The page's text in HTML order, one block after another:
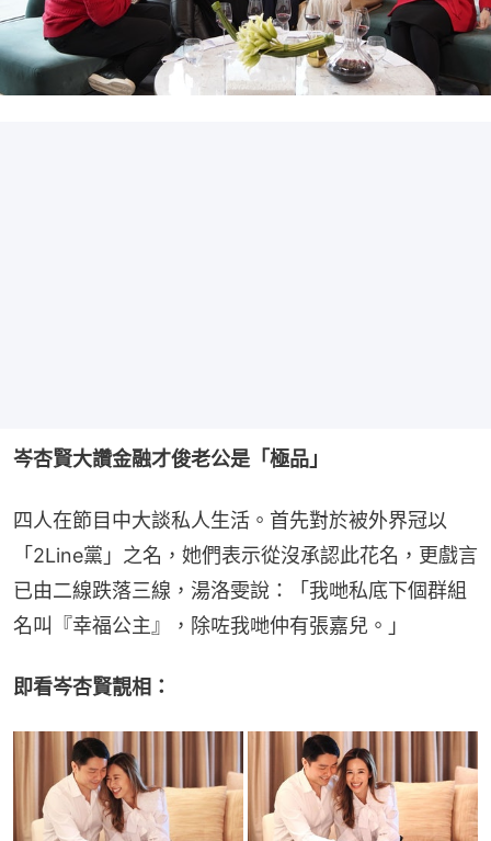
岑杏賢大讚金融才俊老公是「極品」
四人在節目中大談私人生活。首先對於被外界冠以
「2Line黨」之名，她們表示從沒承認此花名，更戲言
已由二線跌落三線，湯洛雯說：「我哋私底下個群組
名叫『幸福公主』，除咗我哋仲有張嘉兒。」
即看岑杏賢靚相：